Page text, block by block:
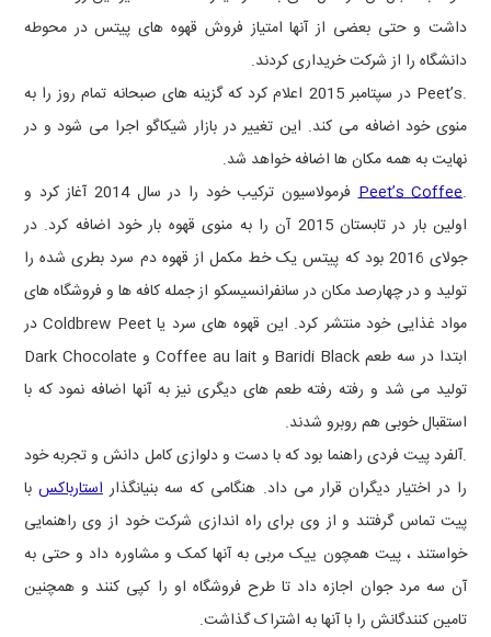
داشت و حتی بعضی از آنها امتیاز فروش قهوه های پیتس در محوطه
دانشگاه را از شرکت خریداری کردند.
.
Peet’s
در سپتامبر 2015 اعلام کرد که گزینه های صبحانه تمام روز را به
منوی خود اضافه می کند. این تغییر در بازار شیکاگو اجرا می شود و در
نهایت به همه مکان ها اضافه خواهد شد.
.
Peet’s Coffee
فرمولاسیون ترکیب خود را در سال 2014 آغاز کرد و
اولین بار در تابستان 2015 آن را به منوی قهوه بار خود اضافه کرد. در
جولای 2016 بود که پیتس یک خط مکمل از قهوه دم سرد بطری شده را
تولید و در چهارصد مکان در سانفرانسیسکو از جمله کافه ها و فروشگاه های
مواد غذایی خود منتشر کرد. این قهوه های سرد یاColdbrew Peetدر
ابتدا در سه طعم Baridi Black وCoffee au lait و Dark Chocolate
تولید می شد و رفته رفته طعم های دیگری نیز به آنها اضافه نمود که با
استقبال خوبی هم روبرو شدند.
.آلفرد پیت فردی راهنما بود که با دست و دلوازی کامل دانش و تجربه خود
را در اختیار دیگران قرار می داد. هنگامی که سه بنیانگذاراستارباکس با
پیت تماس گرفتند و از وی برای راه اندازی شرکت خود از وی راهنمایی
خواستند ، پیت همچون ییک مربی به آنها کمک و مشاوره داد و حتی به
آن سه مرد جوان اجازه داد تا طرح فروشگاه او را کپی کنند و همچنین
تامین کنندگانش را با آنها به اشتراک گذاشت.